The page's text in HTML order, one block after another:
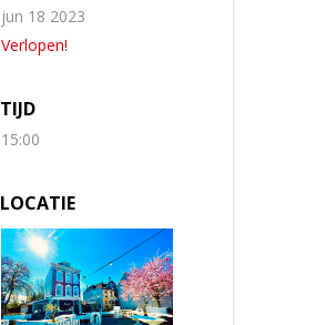
jun 18 2023
Verlopen!
TIJD
15:00
LOCATIE